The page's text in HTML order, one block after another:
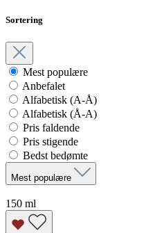
Sortering
Mest populære
Anbefalet
Alfabetisk (A-Å)
Alfabetisk (Å-A)
Pris faldende
Pris stigende
Bedst bedømte
Mest populære
150 ml